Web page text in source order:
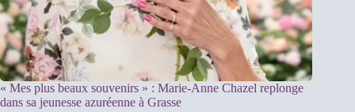
« Mes plus beaux souvenirs » : Marie-Anne Chazel replonge
dans sa jeunesse azuréenne à Grasse